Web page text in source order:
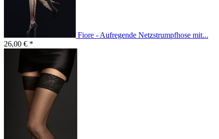
Fiore - Aufregende Netzstrumpfhose mit...
26,00 € *